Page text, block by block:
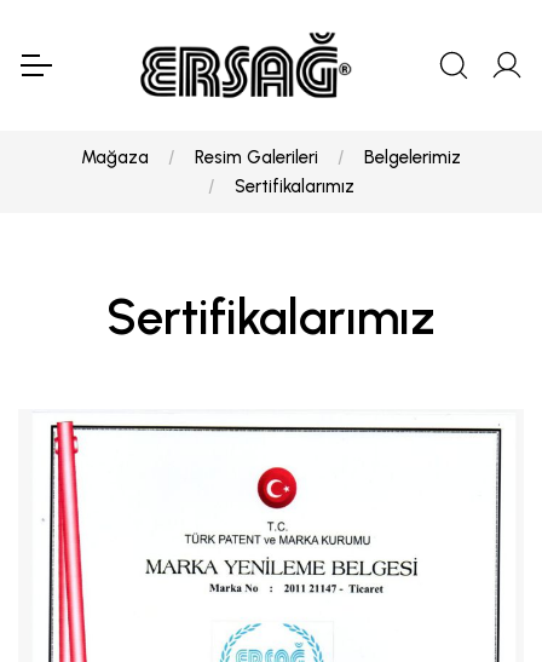
Mağaza Resim Galerileri
Belgelerimiz
Sertifikalarımız
Sertifikalarımız